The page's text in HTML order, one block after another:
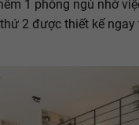
1 phòng ngủ nhờ
2 được thiết kế ngay